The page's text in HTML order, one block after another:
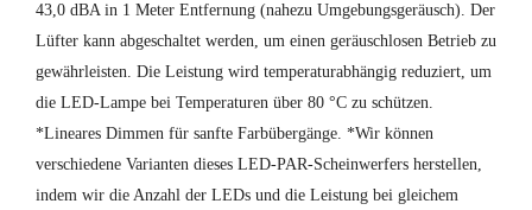
43,0 dBA in 1 Meter Entfernung (nahezu Umgebungsgeräusch). Der
Lüfter kann abgeschaltet werden, um einen geräuschlosen Betrieb zu
gewährleisten. Die Leistung wird temperaturabhängig reduziert, um
die LED-Lampe bei Temperaturen über 80 °C zu schützen.
*Lineares Dimmen für sanfte Farbübergänge. *Wir können
verschiedene Varianten dieses LED-PAR-Scheinwerfers herstellen,
indem wir die Anzahl der LEDs und die Leistung bei gleichem